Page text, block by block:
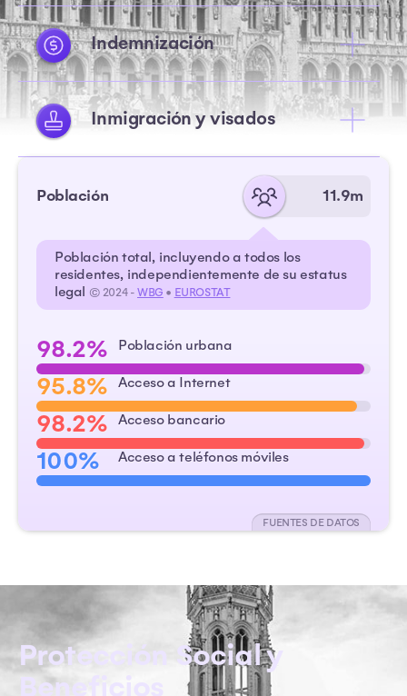
Indemnización
Inmigración y visados
Población 11.9m
Población total, incluyendo a todos los
residentes, independientemente de su estatus
legal © 2024 -WBG • EUROSTAT
98.2% Población urbana
95.8% Acceso a Internet
98.2% Acceso bancario
100% Acceso a teléfonos móviles
FUENTES DE DATOS
Protección Social y
Beneficios